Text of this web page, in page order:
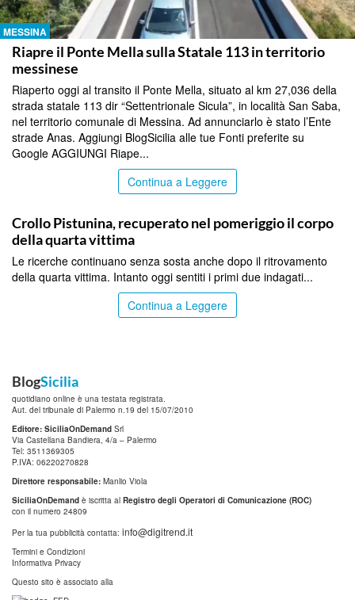
MESSINA
Riapre il Ponte Mella sulla Statale 113 in territorio
messinese
Riaperto oggi al transito il Ponte Mella, situato al km 27,036 della
strada statale 113 dir “Settentrionale Sicula”, in località San Saba,
nel territorio comunale di Messina. Ad annunciarlo è stato l’Ente
strade Anas. Aggiungi BlogSicilia alle tue Fonti preferite su
Google AGGIUNGI Riape...
Continua a Leggere
Crollo Pistunina, recuperato nel pomeriggio il corpo
della quarta vittima
Le ricerche continuano senza sosta anche dopo il ritrovamento
della quarta vittima. Intanto oggi sentiti i primi due indagati...
Continua a Leggere
BlogSicilia
quotidiano online è una testata registrata.
Aut. del tribunale di Palermo n.19 del 15/07/2010
Editore: SiciliaOnDemand Srl
Via Castellana Bandiera, 4/a – Palermo
Tel: 3511369305
P.IVA: 06220270828
Direttore responsabile: Manlio Viola
SiciliaOnDemand è iscritta al Registro degli Operatori di Comunicazione (ROC)
con il numero 24809
Per la tua pubblicità contatta: info@digitrend.it
Termini e Condizioni
Informativa Privacy
Questo sito è associato alla